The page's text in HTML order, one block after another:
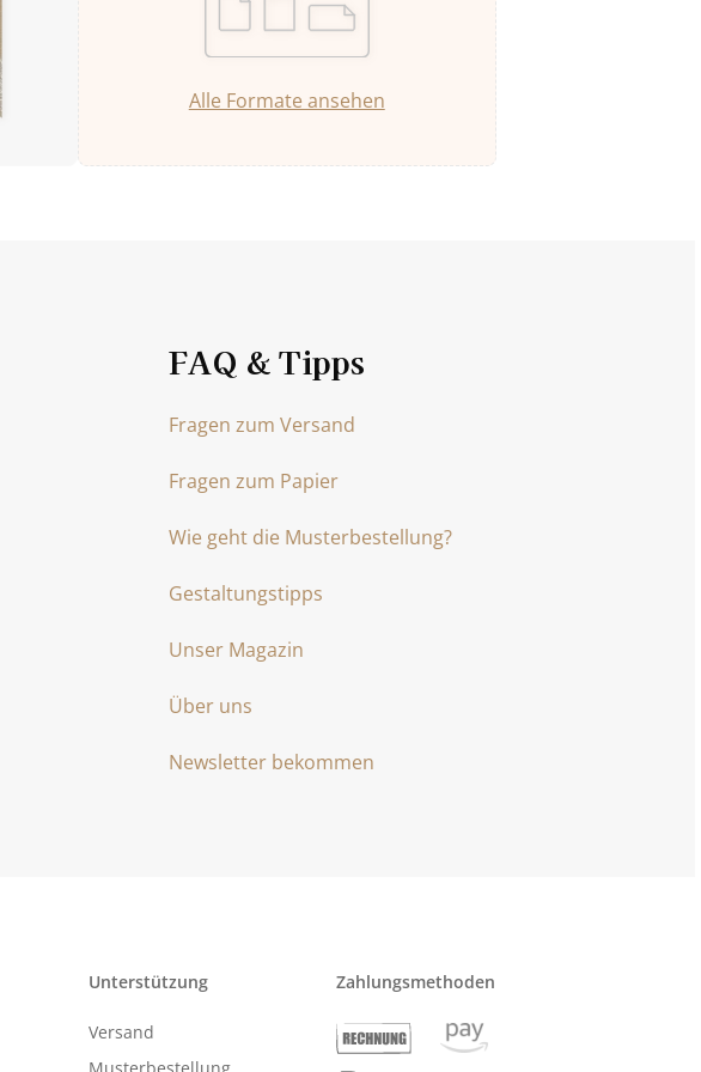
Alle Formate ansehen
FAQ & Tipps
Fragen zum Versand
Fragen zum Papier
Wie geht die Musterbestellung?
Gestaltungstipps
Unser Magazin
Über uns
Newsletter bekommen
Unterstützung
Versand
Zahlungsmethoden